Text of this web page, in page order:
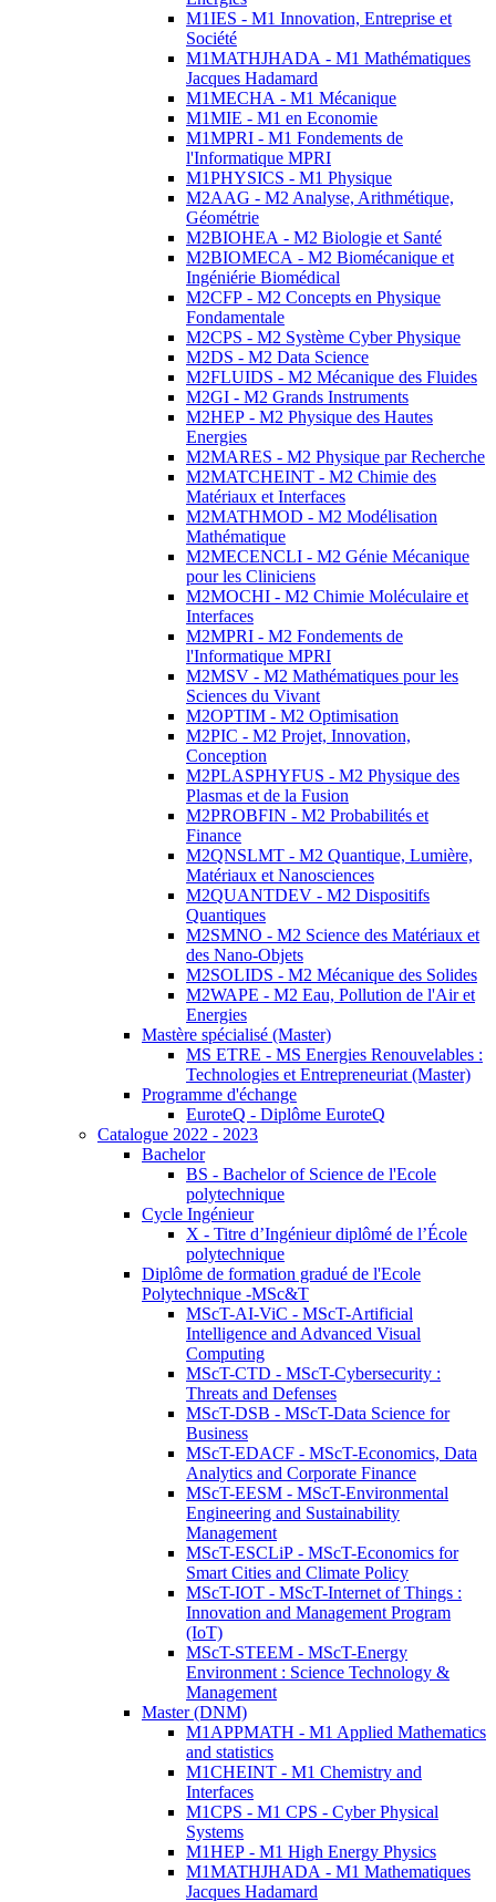
M1IES - M1 Innovation, Entreprise et
Société
M1MATHJHADA - M1 Mathématiques
Jacques Hadamard
M1MECHA - M1 Mécanique
M1MIE - M1 en Economie
M1MPRI - M1 Fondements de
l'Informatique MPRI
M1PHYSICS - M1 Physique
M2AAG - M2 Analyse, Arithmétique,
Géométrie
M2BIOHEA - M2 Biologie et Santé
M2BIOMECA - M2 Biomécanique et
Ingéniérie Biomédical
M2CFP - M2 Concepts en Physique
Fondamentale
M2CPS - M2 Système Cyber Physique
M2DS - M2 Data Science
M2FLUIDS - M2 Mécanique des Fluides
M2GI - M2 Grands Instruments
M2HEP - M2 Physique des Hautes
Energies
M2MARES - M2 Physique par Recherche
M2MATCHEINT - M2 Chimie des
Matériaux et Interfaces
M2MATHMOD - M2 Modélisation
Mathématique
M2MECENCLI - M2 Génie Mécanique
pour les Cliniciens
M2MOCHI - M2 Chimie Moléculaire et
Interfaces
M2MPRI - M2 Fondements de
l'Informatique MPRI
M2MSV - M2 Mathématiques pour les
Sciences du Vivant
M2OPTIM - M2 Optimisation
M2PIC - M2 Projet, Innovation,
Conception
M2PLASPHYFUS - M2 Physique des
Plasmas et de la Fusion
M2PROBFIN - M2 Probabilités et
Finance
M2QNSLMT - M2 Quantique, Lumière,
Matériaux et Nanosciences
M2QUANTDEV - M2 Dispositifs
Quantiques
M2SMNO - M2 Science des Matériaux et
des Nano-Objets
M2SOLIDS - M2 Mécanique des Solides
M2WAPE - M2 Eau, Pollution de l'Air et
Energies
Mastère spécialisé (Master)
MS ETRE - MS Energies Renouvelables :
Technologies et Entrepreneuriat (Master)
Programme d'échange
EuroteQ - Diplôme EuroteQ
Catalogue 2022 - 2023
Bachelor
BS - Bachelor of Science de l'Ecole
polytechnique
Cycle Ingénieur
X - Titre d’Ingénieur diplômé de l’École
polytechnique
Diplôme de formation gradué de l'Ecole
Polytechnique -MSc&T
MScT-AI-ViC - MScT-Artificial
Intelligence and Advanced Visual
Computing
MScT-CTD - MScT-Cybersecurity :
Threats and Defenses
MScT-DSB - MScT-Data Science for
Business
MScT-EDACF - MScT-Economics, Data
Analytics and Corporate Finance
MScT-EESM - MScT-Environmental
Engineering and Sustainability
Management
MScT-ESCLiP - MScT-Economics for
Smart Cities and Climate Policy
MScT-IOT - MScT-Internet of Things :
Innovation and Management Program
(IoT)
MScT-STEEM - MScT-Energy
Environment : Science Technology &
Management
Master (DNM)
M1APPMATH - M1 Applied Mathematics
and statistics
M1CHEINT - M1 Chemistry and
Interfaces
M1CPS - M1 CPS - Cyber Physical
Systems
M1HEP - M1 High Energy Physics
M1MATHJHADA - M1 Mathematiques
Jacques Hadamard